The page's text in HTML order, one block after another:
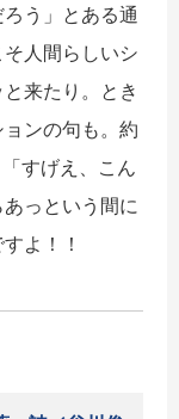
う」とある通
人間らしいシ
来たり。とき
ンの句も。約
すげえ、こん
っという間に
よ！！